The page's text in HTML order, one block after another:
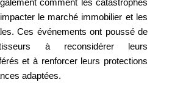
le marché immobilier et les
Ces événements ont poussé de
à reconsidérer leurs
et à renforcer leurs protections
adaptées.